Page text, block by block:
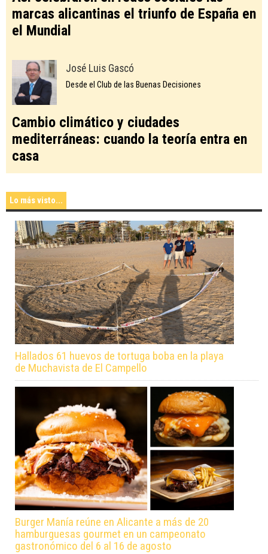
marcas alicantinas el triunfo de España en
el Mundial
José Luis Gascó
Desde el Club de las Buenas Decisiones
Cambio climático y ciudades
mediterráneas: cuando la teoría entra en
casa
Lo más visto...
Hallados 61 huevos de tortuga boba en la playa
de Muchavista de El Campello
Burger Manía reúne en Alicante a más de 20
hamburguesas gourmet en un campeonato
gastronómico del 6 al 16 de agosto